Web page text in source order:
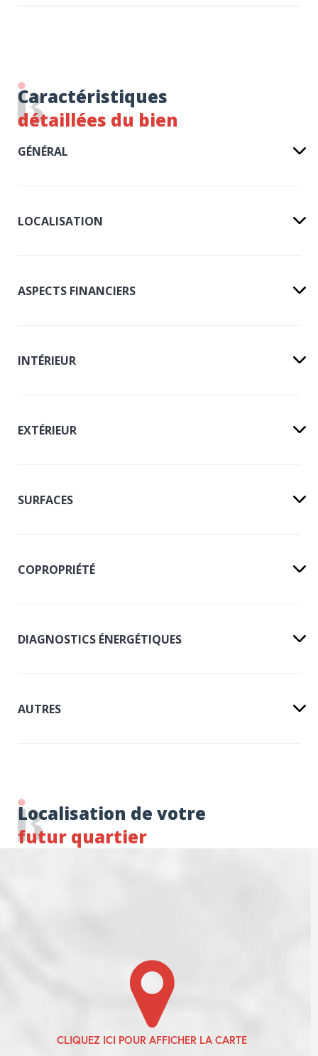
Caractéristiques
détaillées du bien
GÉNÉRAL
LOCALISATION
ASPECTS FINANCIERS
INTÉRIEUR
EXTÉRIEUR
SURFACES
COPROPRIÉTÉ
DIAGNOSTICS ÉNERGÉTIQUES
AUTRES
Localisation de votre
futur quartier